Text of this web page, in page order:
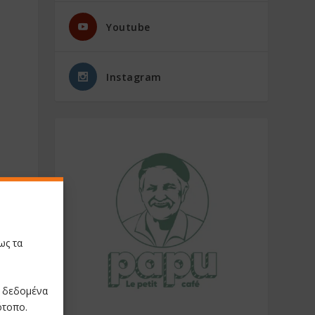
τα
δεδομένα
Youtube
Instagram